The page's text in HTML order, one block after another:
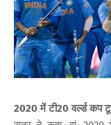
2020 में टी20 वर्ल्ड कप